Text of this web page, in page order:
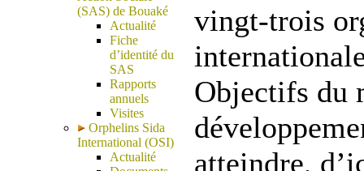
(SAS) de Bouaké
Actualité
Fiche
d’identité du
SAS
Rapports
annuels
Visites
Orphelins Sida
International (OSI)
Actualité
vingt-trois
Objectifs du
atteindre,